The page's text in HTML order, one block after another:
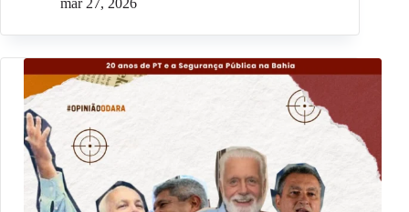
mar 27, 2026